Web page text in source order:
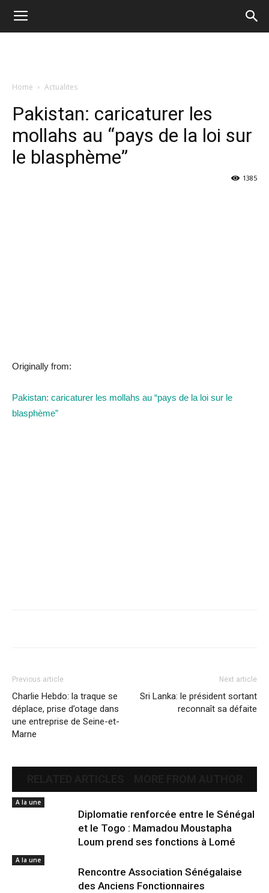
Home Actualites
Pakistan: caricaturer les
mollahs au “pays de la loi sur
le blasphème”
1385
Originally from:
Pakistan: caricaturer les mollahs au “pays de la loi sur le
blasphème”
Previous article
Charlie Hebdo: la traque se
déplace, prise d’otage dans
une entreprise de Seine-et-
Marne
Next article
Sri Lanka: le président sortant
reconnaît sa défaite
A la une
Diplomatie renforcée entre le Sénégal
et le Togo : Mamadou Moustapha
Loum prend ses fonctions à Lomé
A la une
Rencontre Association Sénégalaise
des Anciens Fonctionnaires